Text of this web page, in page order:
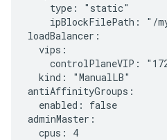
    type: "static"
ipBlockFilePath: "/
loadBalancer:
  vips:
controlPlaneVIP:
  kind: "ManualLB"
antiAffinityGroups:
  enabled: false
adminMaster:
  cpus: 4